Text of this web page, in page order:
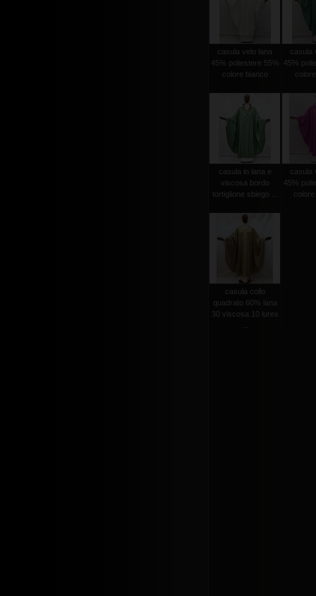
casula velo lana
45% poliestere 55%
colore bianco
casula
45%
casula in lana e
viscosa bordo
tortiglione sbiego ...
casula
45%
casula collo
quadrato 60% lana
30 viscosa 10 lurex